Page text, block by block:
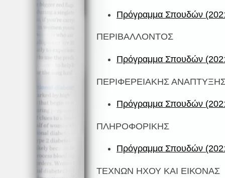
Πρόγραμμα Σπουδών
ΠΕΡΙΒΑΛΛΟΝΤΟΣ
Πρόγραμμα Σπουδών
ΠΕΡΙΦΕΡΕΙΑΚΗΣ
Πρόγραμμα Σπουδών
ΠΛΗΡΟΦΟΡΙΚΗΣ
Πρόγραμμα Σπουδών
ΤΕΧΝΩΝ ΗΧΟΥ ΚΑΙ ΕΙΚΟΝΑΣ